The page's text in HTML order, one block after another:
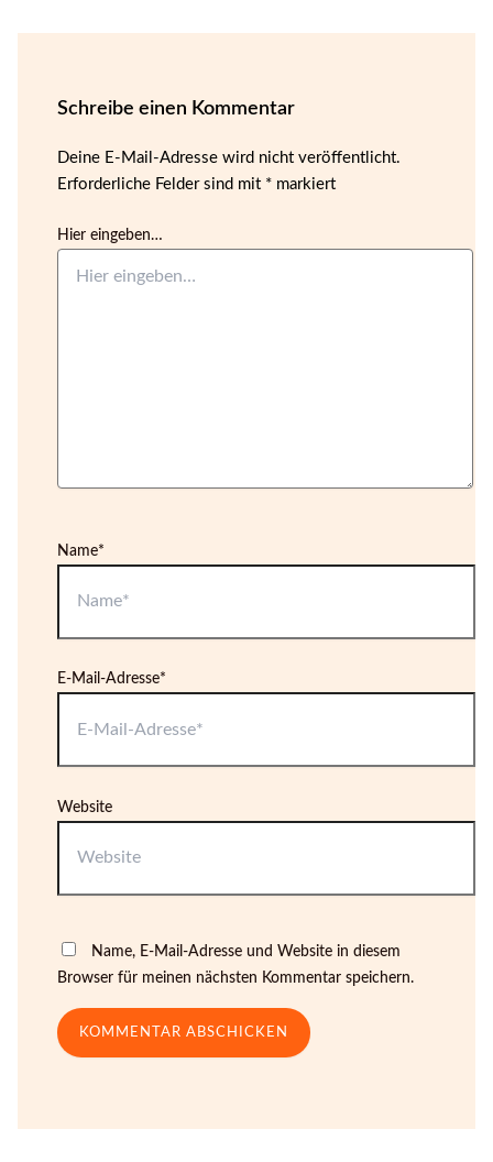
Schreibe einen Kommentar
Deine E-Mail-Adresse wird nicht veröffentlicht.
Erforderliche Felder sind mit * markiert
Hier eingeben…
Name*
E-Mail-Adresse*
Website
Name, E-Mail-Adresse und Website in diesem
Browser für meinen nächsten Kommentar speichern.